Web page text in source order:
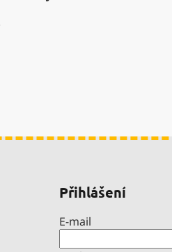
Přihlášení
E-mail